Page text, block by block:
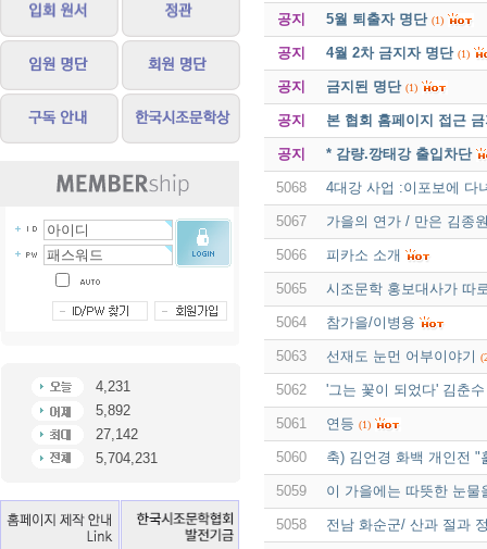
4,231
5,892
27,142
5,704,231
공지 5월 퇴출자 명단 (1)
공지 4월 2차 금지자 명단 (1)
공지 금지된 명단 (1)
공지 본 협회 홈페이지 접근
공지 * 감량.깡태강 출입차단
5068 4대강 사업 :이포보에 다
5067 가을의 연가 / 만은 김종
5066 피카소 소개
5065 시조문학 홍보대사가 따
5064 참가을/이병용
5063 선재도 눈먼 어부이야기
5062 '그는 꽃이 되었다' 김춘
5061 연등 (1)
5060 축) 김언경 화백 개인전 "
5059 이 가을에는 따뜻한 눈물
5058 전남 화순군/ 산과 절과